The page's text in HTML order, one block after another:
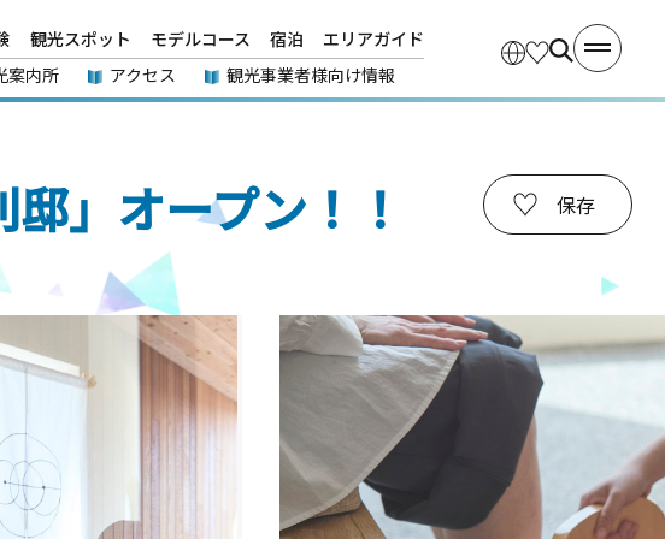
観光スポット モデルコース 宿泊
エリアガイド
案内所 アクセス 観光事業者様向け情報
」オープン！！ 保存